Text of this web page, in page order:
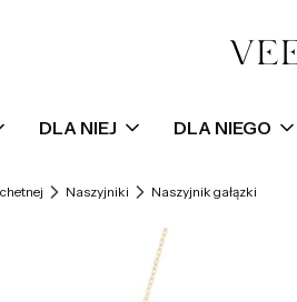
DLA NIEJ DLA NIEGO
Naszyjniki Naszyjnik gałązki